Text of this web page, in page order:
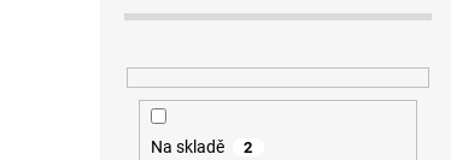
Na skladě 2